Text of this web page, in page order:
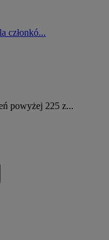
członkó...
powyżej 225 z...